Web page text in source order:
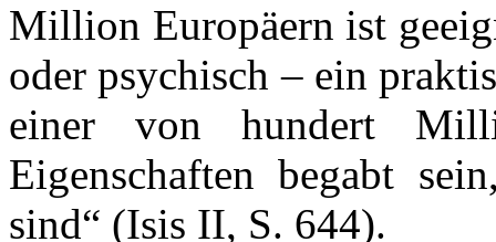
Million Europäern ist
oder psychisch – ein
einer von hundert
Eigenschaften begabt
sind“ (Isis II, S. 644).